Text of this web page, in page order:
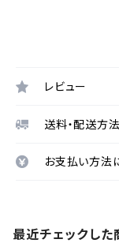
レビュー
送料・配送方
お支払い方法
最近チェックした